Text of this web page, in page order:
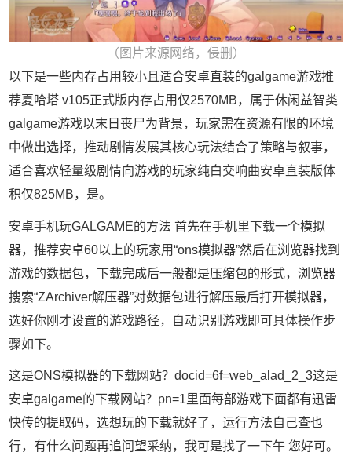
（图片来源网络，侵删）
以下是一些内存占用较小且适合安卓直装的galgame游戏推
荐夏哈塔 v105正式版内存占用仅2570MB，属于休闲益智类
galgame游戏以末日丧尸为背景，玩家需在资源有限的环境
中做出选择，推动剧情发展其核心玩法结合了策略与叙事，
适合喜欢轻量级剧情向游戏的玩家纯白交响曲安卓直装版体
积仅825MB，是。
安卓手机玩GALGAME的方法 首先在手机里下载一个模拟
器，推荐安卓60以上的玩家用“ons模拟器”然后在浏览器找到
游戏的数据包，下载完成后一般都是压缩包的形式，浏览器
搜索“ZArchiver解压器”对数据包进行解压最后打开模拟器，
选好你刚才设置的游戏路径，自动识别游戏即可具体操作步
骤如下。
这是ONS模拟器的下载网站？docid=6f=web_alad_2_3这是
安卓galgame的下载网站？pn=1里面每部游戏下面都有迅雷
快传的提取码，选想玩的下载就好了，运行方法自己查也
行，有什么问题再追问望采纳，我可是找了一下午 您好可。